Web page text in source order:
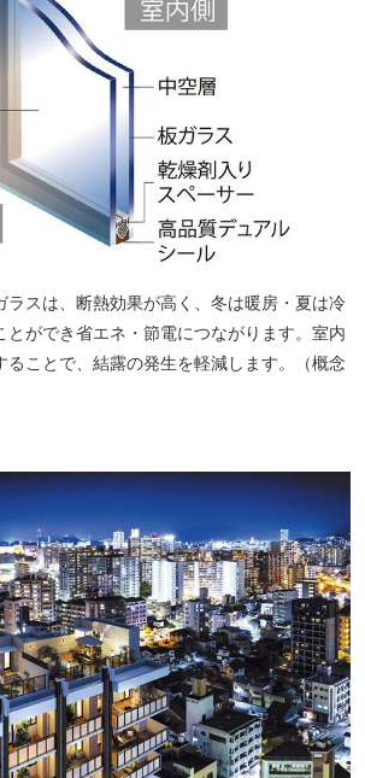
ラスは、断熱効果が高く、冬は暖房・夏は冷
とができ省エネ・節電につながります。室内
ることで、結露の発生を軽減します。（概念